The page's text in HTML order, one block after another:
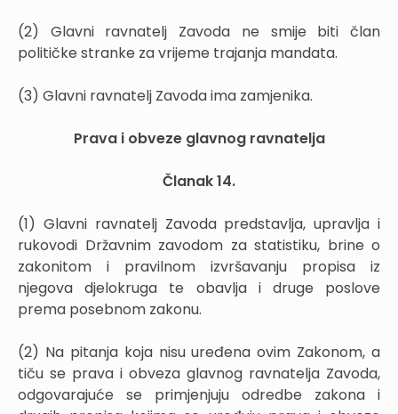
(2) Glavni ravnatelj Zavoda ne smije biti član
političke stranke za vrijeme trajanja mandata.
(3) Glavni ravnatelj Zavoda ima zamjenika.
Prava i obveze glavnog ravnatelja
Članak 14.
(1) Glavni ravnatelj Zavoda predstavlja, upravlja i
rukovodi Državnim zavodom za statistiku, brine o
zakonitom i pravilnom izvršavanju propisa iz
njegova djelokruga te obavlja i druge poslove
prema posebnom zakonu.
(2) Na pitanja koja nisu uređena ovim Zakonom, a
tiču se prava i obveza glavnog ravnatelja Zavoda,
odgovarajuće se primjenjuju odredbe zakona i